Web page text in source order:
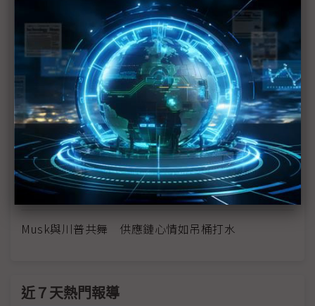
Tesla不受大選影響 攜LGES投入美LFP自製
矽谷政治罕見湧動 Musk、Gelsinger僅冰山一角
前後直指台灣半導體 川普、范斯不同調
晶片法力捍專業性 Gelsinger憂新政府損及補貼
川普猛批晶片法、未點名台積電 提以關稅取代所得
稅
美國總統大選走向難測？ 聯想不猜、導入AI為正解
Musk與川普共舞 供應鏈心情如吊桶打水
近７天熱門報導